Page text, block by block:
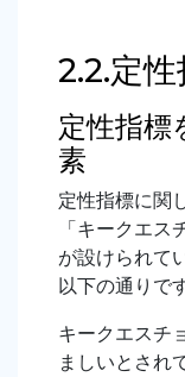
2.2.定
定性指標
素
定性指標に関
「キークエス
が設けられて
以下の通りです
キークエスチ
ましいとされ